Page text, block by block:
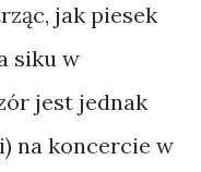
jak piesek
siku w
jest jednak
na koncercie w